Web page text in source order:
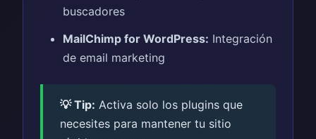
buscadores
MailChimp for WordPress: Integración
de email marketing
💡 Tip: Activa solo los plugins que
necesites para mantener tu sitio